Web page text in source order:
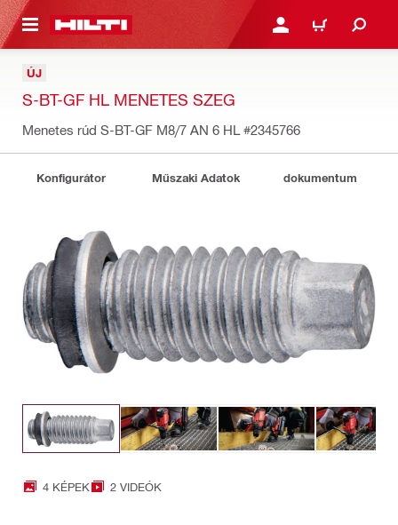
TARTALOMRA BEJELENTKEZÉS VAGY
KOSÁR
ÚJ
S-BT-GF HL MENETES SZEG
Menetes rúd S-BT-GF M8/7 AN 6 HL #2345766
Konfigurátor Műszaki Adatok dokumentum
4 KÉPEK 2 VIDEÓK